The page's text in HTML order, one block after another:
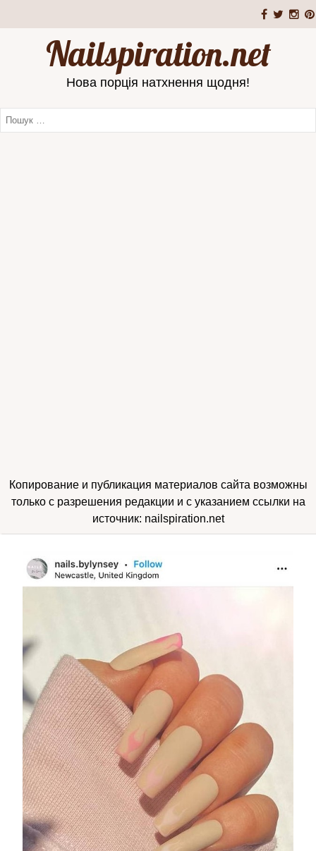
Nailspiration.net
Нова порція натхнення щодня!
Копирование и публикация материалов сайта возможны
только с разрешения редакции и с указанием ссылки на
источник: nailspiration.net